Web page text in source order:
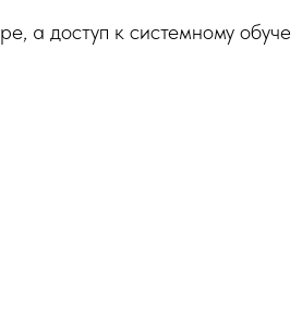
а доступ к системному